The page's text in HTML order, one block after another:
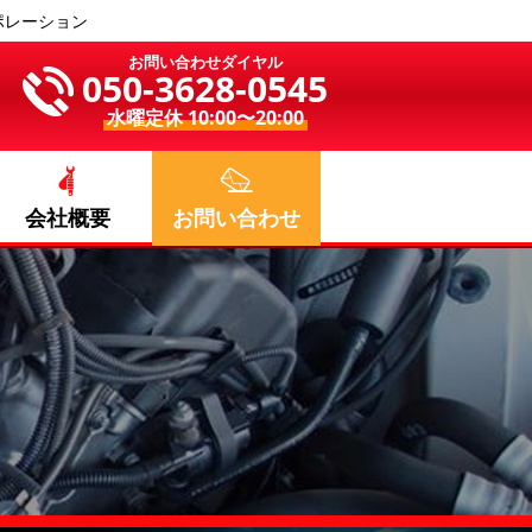
ーション
お問い合わせダイヤル
050-3628-0545
水曜定休 10:00〜20:00
会社概要 お問い合わせ